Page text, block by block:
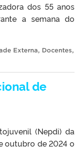
dos 55 anos
a semana do
Externa, Docentes,
de
(Nepdi) da
outubro de 2024 o